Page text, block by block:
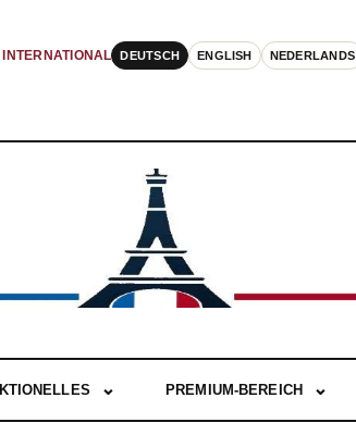
INTERNATIONAL DEUTSCH ENGLISH NEDERLANDS
PREMIUM-BEREICH